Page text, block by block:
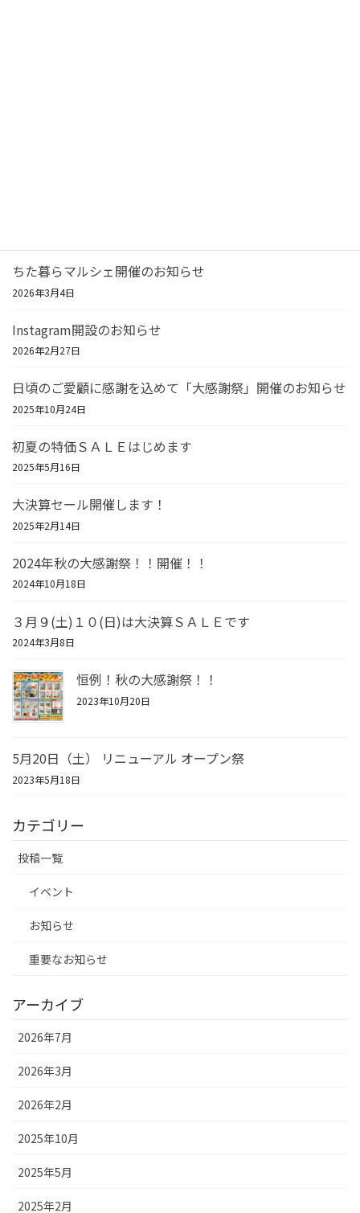
ちた暮らマルシェ開催のお知らせ
2026年3月4日
Instagram開設のお知らせ
2026年2月27日
日頃のご愛顧に感謝を込めて「大感謝祭」開催のお知らせ
2025年10月24日
初夏の特価ＳＡＬＥはじめます
2025年5月16日
大決算セール開催します！
2025年2月14日
2024年秋の大感謝祭！！開催！！
2024年10月18日
３月９(土)１０(日)は大決算ＳＡＬＥです
2024年3月8日
恒例！秋の大感謝祭！！
2023年10月20日
5月20日（土） リニューアル オープン祭
2023年5月18日
カテゴリー
投稿一覧
イベント
お知らせ
重要なお知らせ
アーカイブ
2026年7月
2026年3月
2026年2月
2025年10月
2025年5月
2025年2月